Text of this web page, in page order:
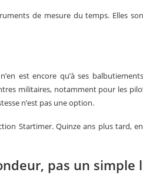
de mesure du temps. Elles
est encore qu’à ses
militaires, notamment pour les
n’est pas une option.
Startimer. Quinze ans plus tard,
pas un simple
des montres en 2025